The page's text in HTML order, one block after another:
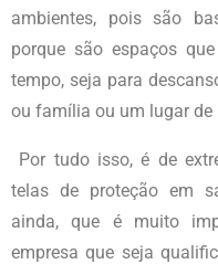
ambientes, pois são
porque são espaços
tempo, seja para
ou família ou um lugar de
Por tudo isso, é de
telas de proteção em
ainda, que é muito
empresa que seja